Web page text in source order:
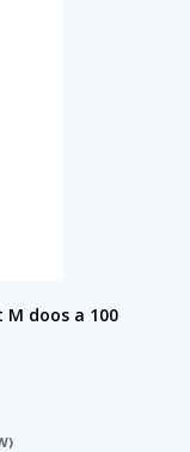
doos a 100